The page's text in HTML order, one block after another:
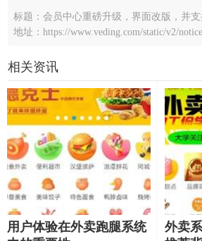
标题：会员中心重磅升级，界面改版，并
地址：https://www.veding.com/static/v2/
相关资讯
用户体验在外卖跑腿系统
外卖